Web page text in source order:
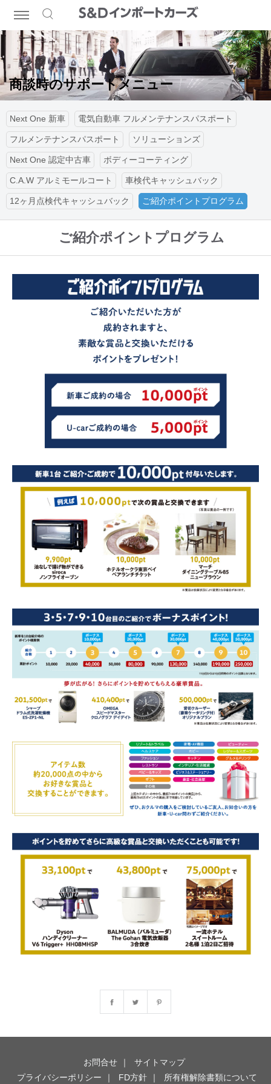
商談時のサポートメニュー
Next One 新車 電気自動車 フルメンテナンスパスポート
フルメンテナンスパスポート ソリューションズ
Next One 認定中古車 ボディーコーティング
C.A.W アルミモールコート 車検代キャッシュバック
12ヶ月点検代キャッシュバック ご紹介ポイントプログラム
ご紹介ポイントプログラム
お問合せ
サイトマップ
プライバシーポリシー
FD方針 所有権解除書類について